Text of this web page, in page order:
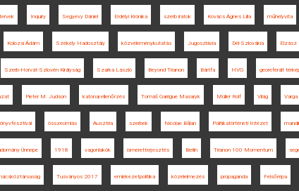
Inquiry Segyevy Dániel Erdélyi Krónika szerb iratok Kovács Ágnes Lilla műhelyvita
Kolozsi Ádám Székely Hadosztály közvéleménykutatás Jugoszlávia Dél-Szlovákia Elzász
Szerb-Horvát-Szlovén Királyság Szarka László Beyond Trianon Bártfa HVG georeferált
Pieter M. Judson katonai ellenőrzés Tomáš Garrigue Masaryk Müller Rolf Világ
összeomlás Ausztria szerbek Nicolae Bălan Politikatörténeti Intézet
Ünnepe 1918 vagonlakók ismeretterjesztés Berlin Trianon 100 Momentum
Tusványos 2017 emlékezetpolitika közélelmezés propaganda Felsőrépa